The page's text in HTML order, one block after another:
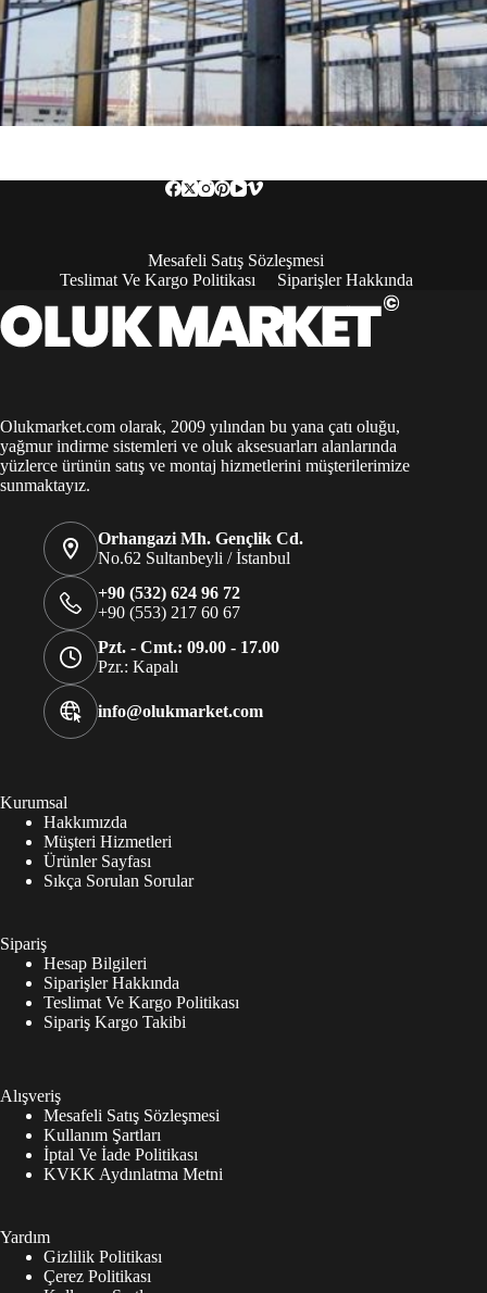
Mesafeli Satış Sözleşmesi
Teslimat Ve Kargo Politikası
Siparişler Hakkında
Olukmarket.com olarak, 2009 yılından bu yana çatı oluğu,
yağmur indirme sistemleri ve oluk aksesuarları alanlarında
yüzlerce ürünün satış ve montaj hizmetlerini müşterilerimize
sunmaktayız.
Orhangazi Mh. Gençlik Cd.
No.62 Sultanbeyli / İstanbul
+90 (532) 624 96 72
+90 (553) 217 60 67
Pzt. - Cmt.: 09.00 - 17.00
Pzr.: Kapalı
info@olukmarket.com
Kurumsal
Hakkımızda
Müşteri Hizmetleri
Ürünler Sayfası
Sıkça Sorulan Sorular
Sipariş
Hesap Bilgileri
Siparişler Hakkında
Teslimat Ve Kargo Politikası
Sipariş Kargo Takibi
Alışveriş
Mesafeli Satış Sözleşmesi
Kullanım Şartları
İptal Ve İade Politikası
KVKK Aydınlatma Metni
Yardım
Gizlilik Politikası
Çerez Politikası